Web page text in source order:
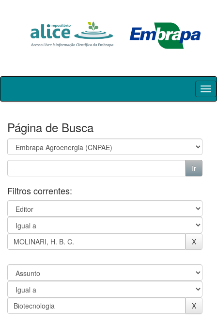
Skip
Página de Busca
Filtros correntes: